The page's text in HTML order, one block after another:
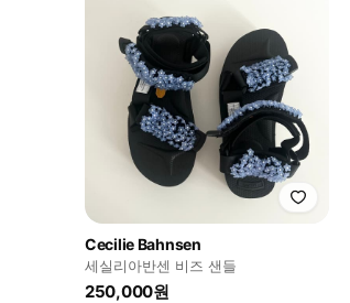
Cecilie Bahnsen
세실리아반센 비즈 샌들
250,000원